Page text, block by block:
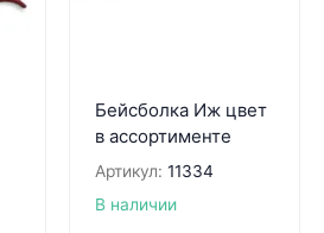
Бейсболка Иж цвет
в ассортименте
Артикул: 11334
В наличии